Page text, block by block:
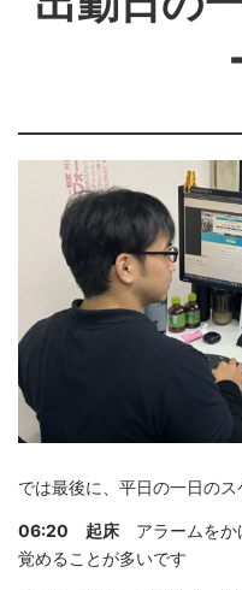
では最後に、平日の一日のス
06:20 起床 アラームをか
覚めることが多いです